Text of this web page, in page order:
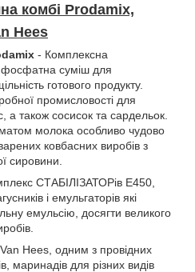
комбі Prodamix,
Hees
- Комплексна
суміш для
готового продукту.
промисловості для
а також сосисок та сардельок.
молока особливо чудово
ковбасних виробів з
сировини.
СТАБІЛІЗАТОРів Е450,
і емульгаторів які
емульсію, досягти великого
Hees, одним з провідних
маринадів для різних видів